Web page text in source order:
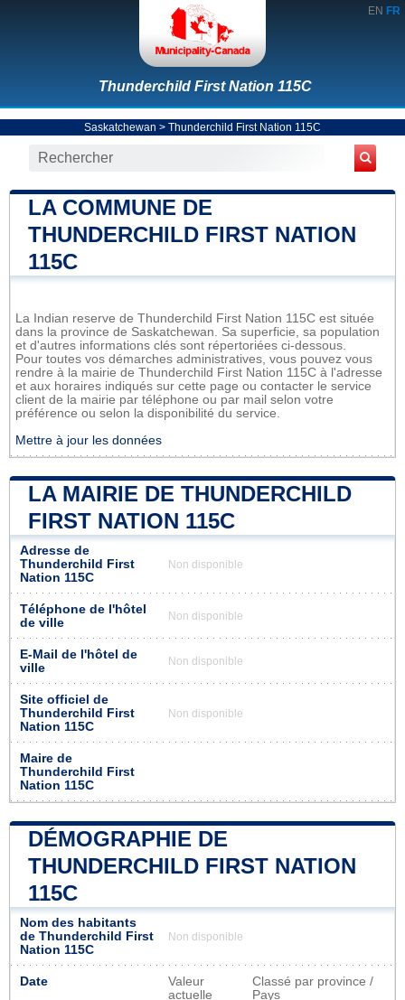
EN FR
Thunderchild First Nation 115C
Saskatchewan > Thunderchild First Nation 115C
LA COMMUNE DE
THUNDERCHILD FIRST NATION
115C
La Indian reserve de Thunderchild First Nation 115C est située
dans la province de Saskatchewan. Sa superficie, sa population
et d'autres informations clés sont répertoriées ci-dessous.
Pour toutes vos démarches administratives, vous pouvez vous
rendre à la mairie de Thunderchild First Nation 115C à l'adresse
et aux horaires indiqués sur cette page ou contacter le service
client de la mairie par téléphone ou par mail selon votre
préférence ou selon la disponibilité du service.
Mettre à jour les données
LA MAIRIE DE THUNDERCHILD
FIRST NATION 115C
Adresse de
Thunderchild First
Nation 115C
Non disponible
Téléphone de l'hôtel
de ville
Non disponible
E-Mail de l'hôtel de
ville
Non disponible
Site officiel de
Thunderchild First
Nation 115C
Non disponible
Maire de
Thunderchild First
Nation 115C
DÉMOGRAPHIE DE
THUNDERCHILD FIRST NATION
115C
Nom des habitants
de Thunderchild First
Nation 115C
Non disponible
Date
Valeur
actuelle
Classé par province /
Pays